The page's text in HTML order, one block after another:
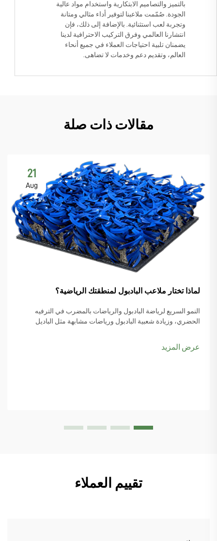
بالتميز والتصاميم الابتكارية واستخدام مواد عالية
الجودة. صُمّمت ملاعبنا لتوفير أداء مثالي ومتانة
وتجربة لعب استثنائية. بالإضافة إلى ذلك، فإن
انتشارنا العالمي وفرق التركيب الاحترافية لدينا
يضمنان تلبية احتياجات العملاء في جميع أنحاء
العالم، وتقديم دعم وخدمات لا تضاهى.
مقالات ذات صلة
21
Aug
لماذا تختار ملاعب البادبول لمنطقتك الرياضية؟
النمو السريع لرياضة البادبول والرياضات بالمضرب في الترفيه
الحضري، وزيادة شعبية البادبول ورياضات مشابهة مثل الباديل
عرض المزيد
تقييم العملاء